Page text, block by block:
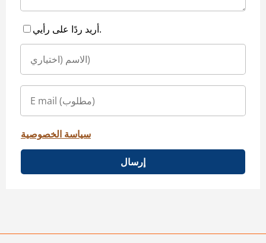
أريد ردًا على رأيي.
سياسة الخصوصية
إرسال